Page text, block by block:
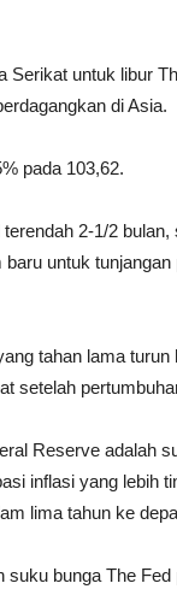
Serikat untuk libur
di Asia.
pada 103,62.
2-1/2
untuk
tahan lama
setelah
Reserve adalah
inflasi yang lebih
lima tahun ke
bunga The